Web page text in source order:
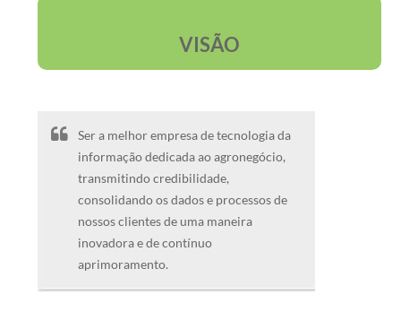
VISÃO
Ser a melhor empresa de tecnologia da
informação dedicada ao agronegócio,
transmitindo credibilidade,
consolidando os dados e processos de
nossos clientes de uma maneira
inovadora e de contínuo
aprimoramento.